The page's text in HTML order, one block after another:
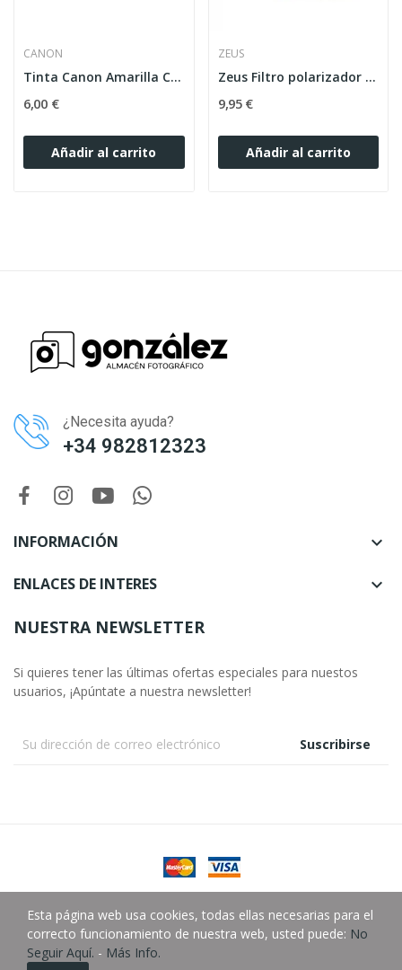
CANON
Tinta Canon Amarilla Cli-521 Y
6,00 €
Añadir al carrito
ZEUS
Zeus Filtro polarizador 52mm
9,95 €
Añadir al carrito
¿Necesita ayuda?
+34 982812323
INFORMACIÓN 
ENLACES DE INTERES

NUESTRA NEWSLETTER
Si quieres tener las últimas ofertas especiales para nuestos
usuarios, ¡Apúntate a nuestra newsletter!
Suscribirse
Copyright © González Almacén Fotográfico SLU.
Esta página web usa cookies, todas ellas necesarias para el
correcto funcionamiento de nuestra web, usted puede: No
Seguir Aquí. - Más Info.